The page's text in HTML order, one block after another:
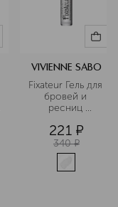
VIVIENNE SABO
Fixateur Гель для
бровей и
ресниц
фиксирующий
221 ¤
340 ¤